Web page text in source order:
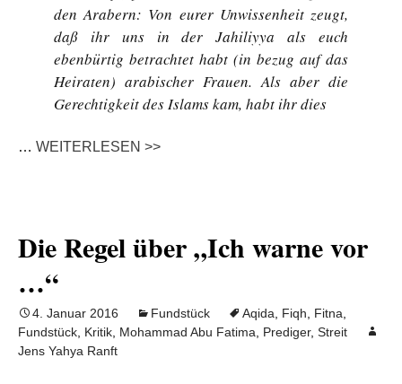
den Arabern: Von eurer Unwissenheit zeugt,
daß ihr uns in der Jahiliyya als euch
ebenbürtig betrachtet habt (in bezug auf das
Heiraten) arabischer Frauen. Als aber die
Gerechtigkeit des Islams kam, habt ihr dies
… WEITERLESEN >>
Die Regel über „Ich warne vor
…“
4. Januar 2016 Fundstück Aqida Fiqh Fitna
Fundstück Kritik Mohammad Abu Fatima Prediger, Streit
Jens Yahya Ranft